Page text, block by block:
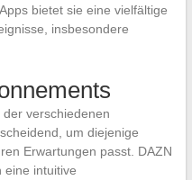
bietet sie eine vielfältige
insbesondere
verschiedenen
um diejenige
Erwartungen passt. DAZN
eine intuitive